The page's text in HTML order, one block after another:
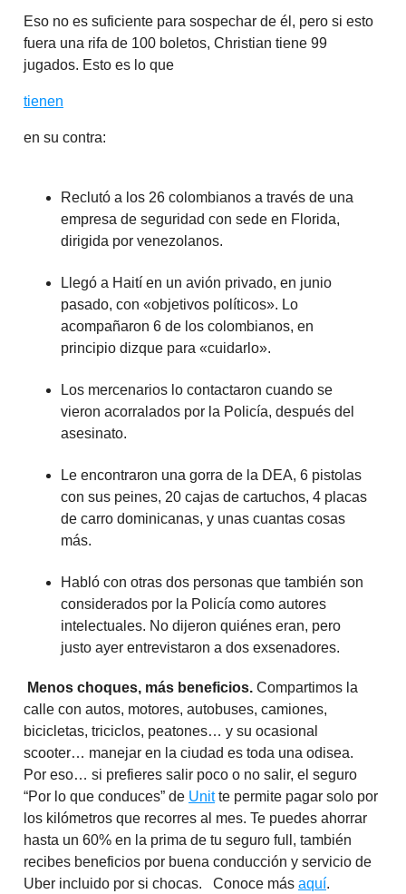
Eso no es suficiente para sospechar de él, pero si esto
fuera una rifa de 100 boletos, Christian tiene 99
jugados. Esto es lo que
tienen
en su contra:
Reclutó a los 26 colombianos a través de una
empresa de seguridad con sede en Florida,
dirigida por venezolanos.
Llegó a Haití en un avión privado, en junio
pasado, con «objetivos políticos». Lo
acompañaron 6 de los colombianos, en
principio dizque para «cuidarlo».
Los mercenarios lo contactaron cuando se
vieron acorralados por la Policía, después del
asesinato.
Le encontraron una gorra de la DEA, 6 pistolas
con sus peines, 20 cajas de cartuchos, 4 placas
de carro dominicanas, y unas cuantas cosas
más.
Habló con otras dos personas que también son
considerados por la Policía como autores
intelectuales. No dijeron quiénes eran, pero
justo ayer entrevistaron a dos exsenadores.
Menos choques, más beneficios. Compartimos la
calle con autos, motores, autobuses, camiones,
bicicletas, triciclos, peatones… y su ocasional
scooter… manejar en la ciudad es toda una odisea.
Por eso… si prefieres salir poco o no salir, el seguro
“Por lo que conduces” de Unitte permite pagar solo por
los kilómetros que recorres al mes. Te puedes ahorrar
hasta un 60% en la prima de tu seguro full, también
recibes beneficios por buena conducción y servicio de
Uber incluido por si chocas. Conoce más aquí.